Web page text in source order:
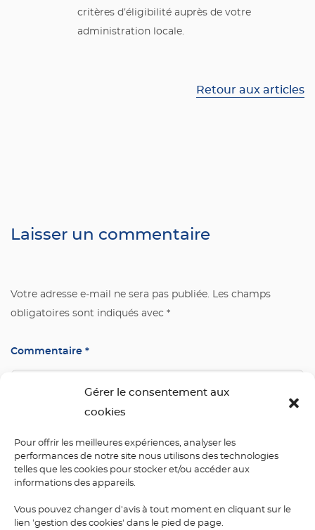
Gérer le consentement aux
cookies
Pour offrir les meilleures expériences, analyser les
performances de notre site nous utilisons des technologies
telles que les cookies pour stocker et/ou accéder aux
informations des appareils.
Vous pouvez changer d'avis à tout moment en cliquant sur le
lien 'gestion des cookies' dans le pied de page.
critères d’éligibilité auprès de votre
administration locale.
Retour aux articles
Laisser un commentaire
Votre adresse e-mail ne sera pas publiée.
Les champs
obligatoires sont indiqués avec *
Commentaire *